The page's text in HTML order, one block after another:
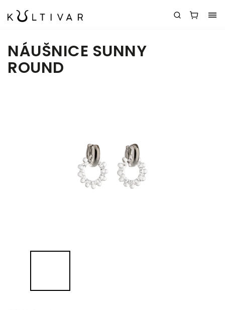
NÁUŠNICE SUNNY
ROUND